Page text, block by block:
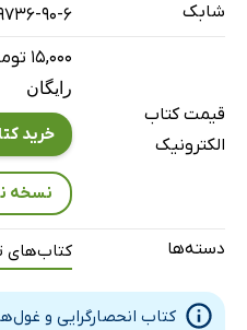
دیجیتال رقابت کنند؟
11. فروشگاه‌های خواربارفروشی
شابک
90-6
قیمت کتاب
الکترونیک
۱۵,۰۰۰ تومان
رایگان
خرید
نسخه
دسته‌ها کتاب‌های
کتاب انحصارگرایی و